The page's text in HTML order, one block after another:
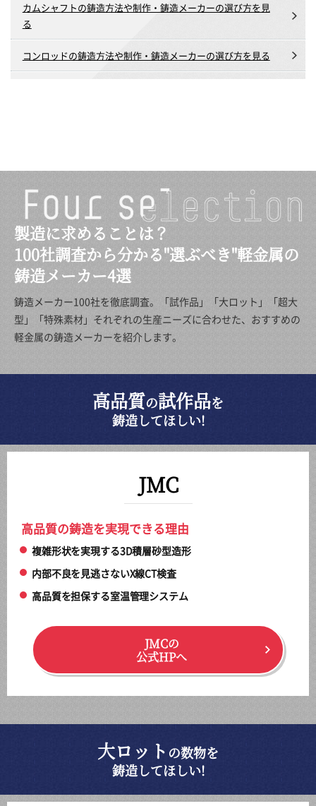
カムシャフトの鋳造方法や制作・鋳造メーカーの選び方を見
る
コンロッドの鋳造方法や制作・鋳造メーカーの選び方を見る
製造に求めることは？
100社調査から分かる"選ぶべき"軽金属の
鋳造メーカー4選
鋳造メーカー100社を徹底調査。「試作品」「大ロット」「超大
型」「特殊素材」それぞれの生産ニーズに合わせた、おすすめの
軽金属の鋳造メーカーを紹介します。
高品質の試作品を
鋳造してほしい!
JMC
高品質の鋳造を実現できる理由
複雑形状を実現する3D積層砂型造形
内部不良を見逃さないX線CT検査
高品質を担保する室温管理システム
JMCの
公式HPへ
大ロット の数物を
鋳造してほしい!